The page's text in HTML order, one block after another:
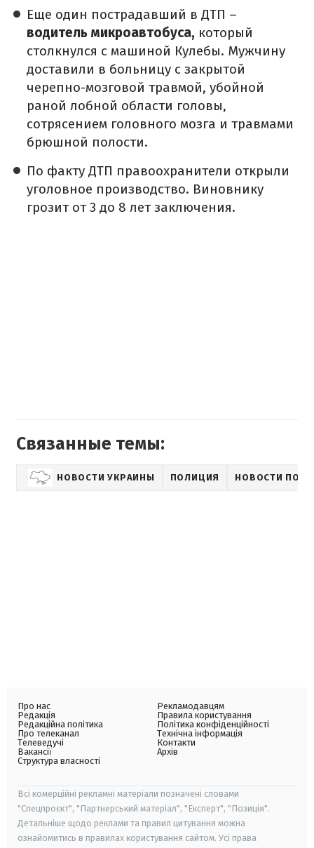
Еще один пострадавший в ДТП –
водитель микроавтобуса, который
столкнулся с машиной Кулебы. Мужчину
доставили в больницу с закрытой
черепно-мозговой травмой, убойной
раной лобной области головы,
сотрясением головного мозга и травмами
брюшной полости.
По факту ДТП правоохранители открыли
уголовное производство. Виновнику
грозит от 3 до 8 лет заключения.
Связанные темы:
НОВОСТИ УКРАИНЫ ПОЛИЦИЯ НОВОСТИ
Про нас
Редакція
Редакційна політика
Про телеканал
Телеведучі
Вакансії
Структура власності
Рекламодавцям
Правила користування
Політика конфіденційності
Технічна інформація
Контакти
Архів
Всі комерційні рекламні матеріали позначені словами
"Спецпроєкт", "Партнерський матеріал", "Експерт", "Позиція".
Детальніше щодо реклами та правил цитування можна
ознайомитись в правилах користування сайтом. Усі права